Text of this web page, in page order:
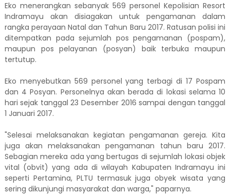
Eko menerangkan sebanyak 569 personel Kepolisian Resort
Indramayu akan disiagakan untuk pengamanan dalam
rangka perayaan Natal dan Tahun Baru 2017. Ratusan polisi ini
ditempatkan pada sejumlah pos pengamanan (pospam),
maupun pos pelayanan (posyan) baik terbuka maupun
tertutup.
Eko menyebutkan 569 personel yang terbagi di 17 Pospam
dan 4 Posyan. Personelnya akan berada di lokasi selama 10
hari sejak tanggal 23 Desember 2016 sampai dengan tanggal
1 Januari 2017.
"Selesai melaksanakan kegiatan pengamanan gereja. Kita
juga akan melaksanakan pengamanan tahun baru 2017.
Sebagian mereka ada yang bertugas di sejumlah lokasi objek
vital (obvit) yang ada di wilayah Kabupaten Indramayu ini
seperti Pertamina, PLTU termasuk juga obyek wisata yang
sering dikunjungi masyarakat dan warga," paparnya.